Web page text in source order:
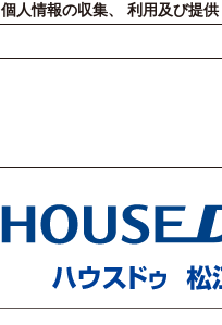
個人情報の収集、 利用及び提供
でのみ個人情報を利用します。
不要となった個人情報データは、
個人情報の適正な管理
個人情報を適正に管理し、不正
担当者及び外注取引先（以下「
社員等の遵守事項